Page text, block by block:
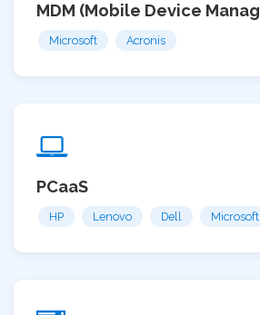
MDM (Mobile Device
Microsoft Acronis
PCaaS
HP Lenovo Dell Microsoft